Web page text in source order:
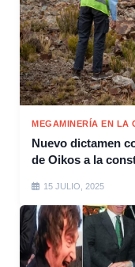
MEGAMINERÍA EN LA
Nuevo dictamen
de Oikos a la
15 JULIO, 2025